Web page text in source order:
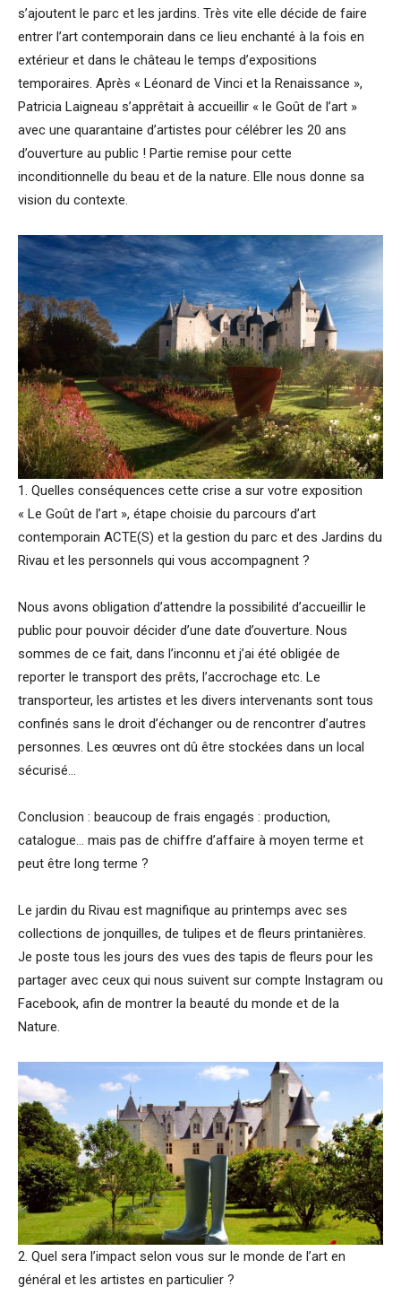
s’ajoutent le parc et les jardins. Très vite elle décide de faire
entrer l’art contemporain dans ce lieu enchanté à la fois en
extérieur et dans le château le temps d’expositions
temporaires. Après « Léonard de Vinci et la Renaissance »,
Patricia Laigneau s’apprêtait à accueillir « le Goût de l’art »
avec une quarantaine d’artistes pour célébrer les 20 ans
d’ouverture au public ! Partie remise pour cette
inconditionnelle du beau et de la nature. Elle nous donne sa
vision du contexte.
1. Quelles conséquences cette crise a sur votre exposition
« Le Goût de l’art », étape choisie du parcours d’art
contemporain ACTE(S) et la gestion du parc et des Jardins du
Rivau et les personnels qui vous accompagnent ?
Nous avons obligation d’attendre la possibilité d’accueillir le
public pour pouvoir décider d’une date d’ouverture. Nous
sommes de ce fait, dans l’inconnu et j’ai été obligée de
reporter le transport des prêts, l’accrochage etc. Le
transporteur, les artistes et les divers intervenants sont tous
confinés sans le droit d’échanger ou de rencontrer d’autres
personnes. Les œuvres ont dû être stockées dans un local
sécurisé…
Conclusion : beaucoup de frais engagés : production,
catalogue… mais pas de chiffre d’affaire à moyen terme et
peut être long terme ?
Le jardin du Rivau est magnifique au printemps avec ses
collections de jonquilles, de tulipes et de fleurs printanières.
Je poste tous les jours des vues des tapis de fleurs pour les
partager avec ceux qui nous suivent sur compte Instagram ou
Facebook, afin de montrer la beauté du monde et de la
Nature.
2. Quel sera l’impact selon vous sur le monde de l’art en
général et les artistes en particulier ?